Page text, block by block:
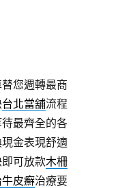
您週轉最商
台北當舖流程
最齊全的各
金表現舒適
可放款木柵
皮癬治療要